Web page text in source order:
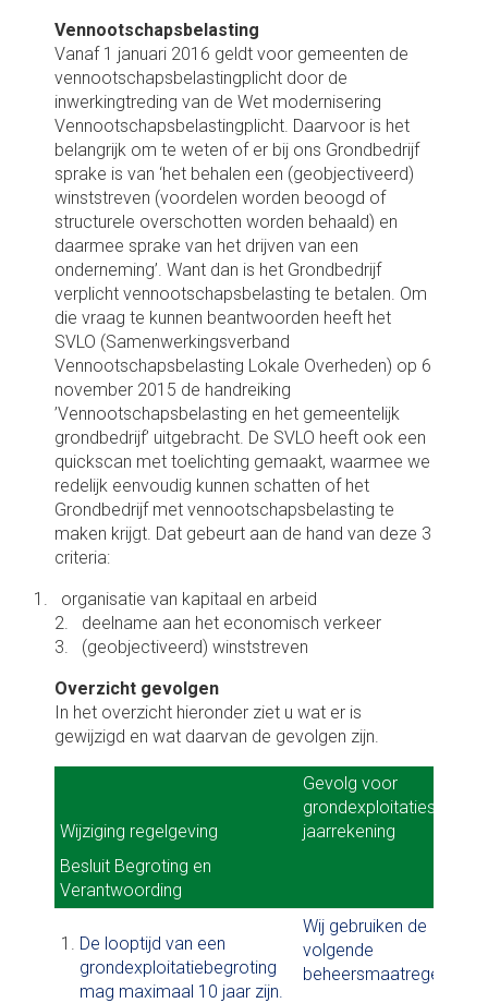
Vennootschapsbelasting
Vanaf 1 januari 2016 geldt voor gemeenten de
vennootschapsbelastingplicht door de
inwerkingtreding van de Wet modernisering
Vennootschapsbelastingplicht. Daarvoor is het
belangrijk om te weten of er bij ons Grondbedrijf
sprake is van ‘het behalen een (geobjectiveerd)
winststreven (voordelen worden beoogd of
structurele overschotten worden behaald) en
daarmee sprake van het drijven van een
onderneming’. Want dan is het Grondbedrijf
verplicht vennootschapsbelasting te betalen. Om
die vraag te kunnen beantwoorden heeft het
SVLO (Samenwerkingsverband
Vennootschapsbelasting Lokale Overheden) op 6
november 2015 de handreiking
’Vennootschapsbelasting en het gemeentelijk
grondbedrijf’ uitgebracht. De SVLO heeft ook een
quickscan met toelichting gemaakt, waarmee we
redelijk eenvoudig kunnen schatten of het
Grondbedrijf met vennootschapsbelasting te
maken krijgt. Dat gebeurt aan de hand van deze 3
criteria:
1. organisatie van kapitaal en arbeid
2. deelname aan het economisch verkeer
3. (geobjectiveerd) winststreven
Overzicht gevolgen
In het overzicht hieronder ziet u wat er is
gewijzigd en wat daarvan de gevolgen zijn.
Wijziging regelgeving
Gevolg voor
grondexploitaties /
jaarrekening
Besluit Begroting en
Verantwoording
Wijziging regelgeving
Gevolg voor
grondexploitaties /
jaarrekening
Besluit Begroting en
Verantwoording
De looptijd van een
grondexploitatiebegroting
mag maximaal 10 jaar zijn.
Wij gebruiken de
volgende
beheersmaatregelen: